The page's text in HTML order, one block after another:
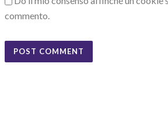
commento.